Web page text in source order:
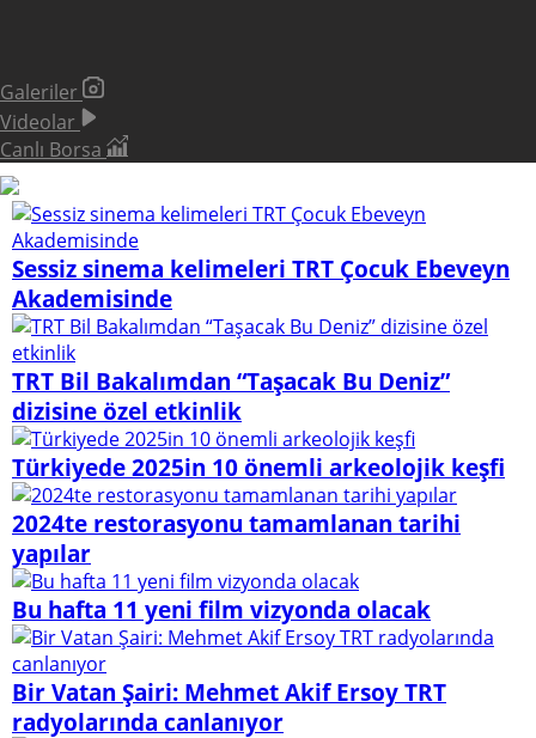
Galeriler
Videolar
Canlı Borsa
Sessiz sinema kelimeleri TRT Çocuk Ebeveyn
Akademisinde
TRT Bil Bakalımdan “Taşacak Bu Deniz”
dizisine özel etkinlik
Türkiyede 2025in 10 önemli arkeolojik keşfi
2024te restorasyonu tamamlanan tarihi
yapılar
Bu hafta 11 yeni film vizyonda olacak
Bir Vatan Şairi: Mehmet Akif Ersoy TRT
radyolarında canlanıyor